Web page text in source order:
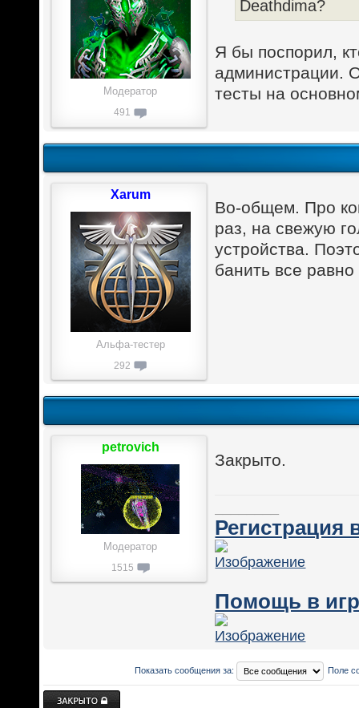
Deathdima?
Я бы поспорил,
администрации.
тесты на
Модератор
491
Во-общем. Про
раз, на свежую
устройства.
банить все
Xarum
Альфа-тестер
292
Закрыто.
Регистрация
Помощь в
petrovich
Модератор
1515
Показать сообщения за: Поле
Закрыто